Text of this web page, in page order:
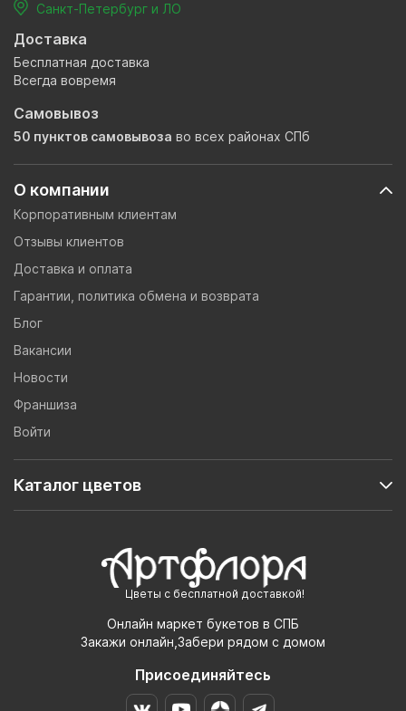
Цветы с бесплатной доставкой!
Онлайн маркет букетов в СПБ
Закажи онлайн,Забери рядом с домом
Присоединяйтесь
О компании
Корпоративным клиентам
Отзывы клиентов
Доставка и оплата
Гарантии, политика обмена и возврата
Блог
Вакансии
Новости
Франшиза
Войти
Каталог цветов
Санкт-Петербург и ЛО
Доставка
Бесплатная доставка
Всегда вовремя
Самовывоз
50 пунктов самовывоза во всех районах СПб